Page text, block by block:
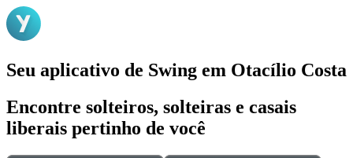
Seu aplicativo de Swing em Otacílio Costa
Encontre solteiros, solteiras e casais
liberais pertinho de você